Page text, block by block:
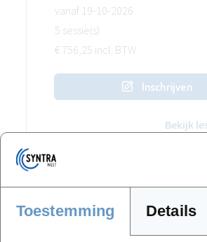
Toestemming Details
vanaf 19-10-2026
5 sessie(s)
€ 756,25 incl. BTW
Inschrijven
Bekijk